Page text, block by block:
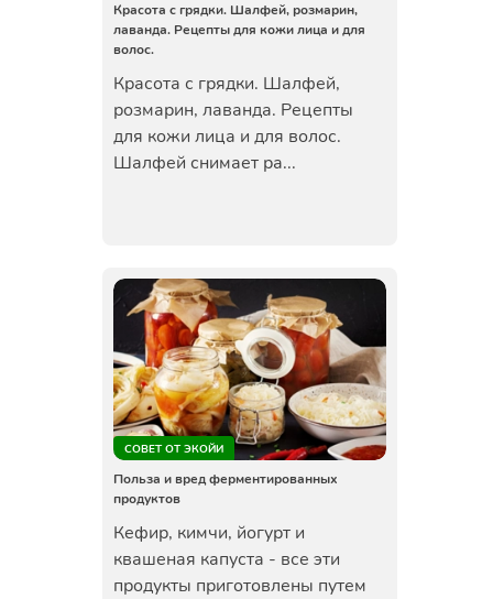
Красота с грядки. Шалфей, розмарин,
лаванда. Рецепты для кожи лица и для
волос.
Красота с грядки. Шалфей,
розмарин, лаванда. Рецепты
для кожи лица и для волос.
Шалфей снимает ра...
СОВЕТ ОТ ЭКОЙИ
Польза и вред ферментированных
продуктов
Кефир, кимчи, йогурт и
квашеная капуста - все эти
продукты приготовлены путем